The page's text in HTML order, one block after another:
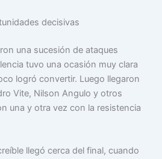
decisivas
una sucesión de ataques
tuvo una ocasión muy clara
logró convertir. Luego llegaron
Vite, Nilson Angulo y otros
una y otra vez con la resistencia
llegó cerca del final, cuando